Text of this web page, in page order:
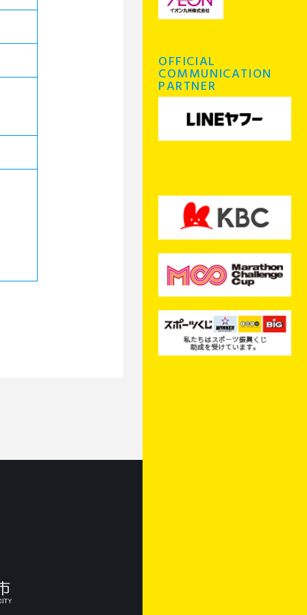
OFFICIAL
COMMUNICATION
PARTNER